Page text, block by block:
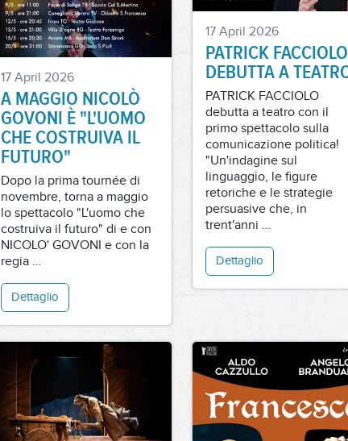
17 April 2026
A MAGGIO NICOLÒ
GOVONI È "L'UOMO
CHE COSTRUIVA IL
FUTURO"
Dopo la prima tournée di
novembre, torna a maggio
lo spettacolo "L'uomo che
costruiva il futuro" di e con
NICOLO' GOVONI e con la
regia …
17 April 2026
PATRICK FACCIOLO
DEBUTTA A TEATRO!
PATRICK FACCIOLO
debutta a teatro con il
primo spettacolo sulla
comunicazione politica!
"Un'indagine sul
linguaggio, le figure
retoriche e le strategie
persuasive che, in
trent'anni …